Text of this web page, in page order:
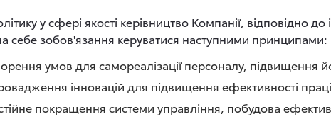
у сфері якості керівництво Компанії, відповідно
себе зобов'язання керуватися наступними принципами:
умов для самореалізації персоналу, підвищення
інновацій для підвищення ефективності
покращення системи управління, побудова